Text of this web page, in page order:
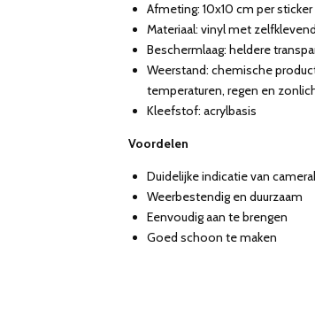
Afmeting: 10x10 cm per sticker
Materiaal: vinyl met
Beschermlaag: heldere
Weerstand: chemische
temperaturen, regen en
Kleefstof: acrylbasis
Voordelen
Duidelijke indicatie van
Weerbestendig en duurzaam
Eenvoudig aan te brengen
Goed schoon te maken